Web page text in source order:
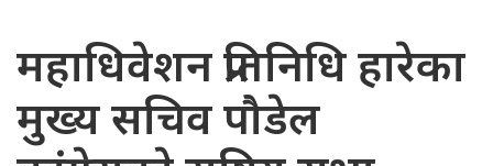
महाधिवेशन प्रतिनिधि हारेका
मुख्य सचिव पौडेल